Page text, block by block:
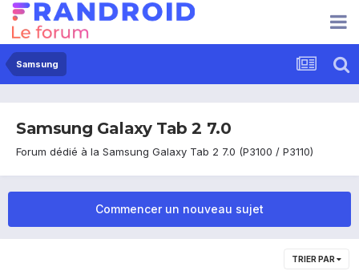
Samsung
Samsung Galaxy Tab 2 7.0
Forum dédié à la Samsung Galaxy Tab 2 7.0 (P3100 / P3110)
Commencer un nouveau sujet
TRIER PAR